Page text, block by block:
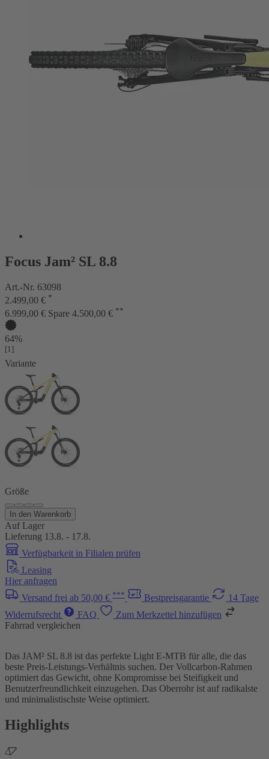
Focus Jam² SL 8.8
Art.-Nr. 63098
2.499,00 € *
6.999,00 € Spare 4.500,00 € **
64%
[1]
Variante
Größe
In den Warenkorb
Auf Lager
Lieferung 13.8. - 17.8.
Verfügbarkeit in Filialen prüfen
Leasing
Hier anfragen
Versand frei ab 50,00 € *** Bestpreisgarantie
14 Tage
Widerrufsrecht
FAQ
Zum Merkzettel hinzufügen
Fahrrad vergleichen
Das JAM² SL 8.8 ist das perfekte Light E-MTB für alle, die das
beste Preis-Leistungs-Verhältnis suchen. Der Vollcarbon-Rahmen
optimiert das Gewicht, ohne Kompromisse bei Steifigkeit und
Benutzerfreundlichkeit einzugehen. Das Oberrohr ist auf radikalste
und minimalistischste Weise optimiert.
Highlights